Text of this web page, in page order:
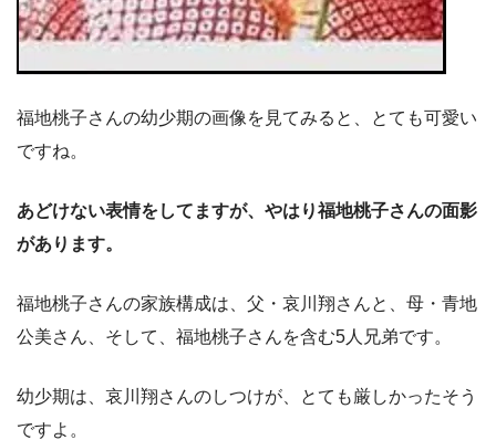
福地桃子さんの幼少期の画像を見てみると、とても可愛い
ですね。
あどけない表情をしてますが、やはり福地桃子さんの面影
があります。
福地桃子さんの家族構成は、父・哀川翔さんと、母・青地
公美さん、そして、福地桃子さんを含む5人兄弟です。
幼少期は、哀川翔さんのしつけが、とても厳しかったそう
ですよ。